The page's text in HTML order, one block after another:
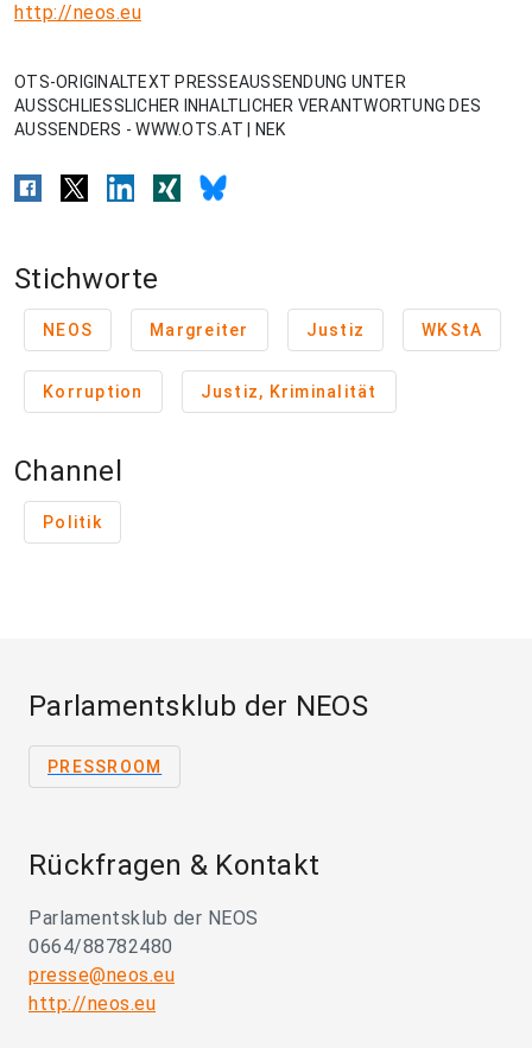
http://neos.eu
OTS-ORIGINALTEXT PRESSEAUSSENDUNG UNTER
AUSSCHLIESSLICHER INHALTLICHER VERANTWORTUNG DES
AUSSENDERS - WWW.OTS.AT | NEK
Stichworte
NEOS Margreiter Justiz WKStA
Korruption Justiz, Kriminalität
Channel
Politik
Parlamentsklub der NEOS
PRESSROOM
Rückfragen & Kontakt
Parlamentsklub der NEOS
0664/88782480
presse@neos.eu
http://neos.eu